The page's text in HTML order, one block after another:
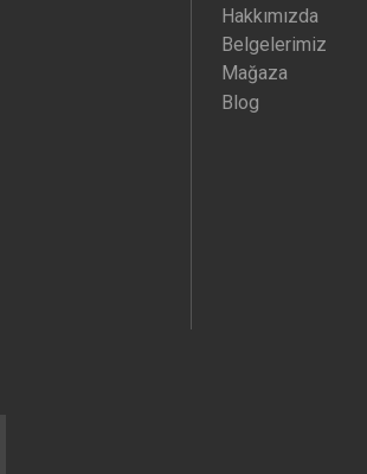
Hakkımızda
Belgelerimiz
Mağaza
Blog